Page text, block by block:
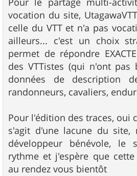
vocation du site,
celle du VTT et n'a pas
ailleurs... c'est un choix
permet de répondre
des VTTistes (qui n'ont pas
données de description
randonneurs, cavaliers,
Pour l'édition des traces, oui
s'agit d'une lacune du site,
développeur bénévole, le
rythme et j'espère que
au rendez vous bientôt